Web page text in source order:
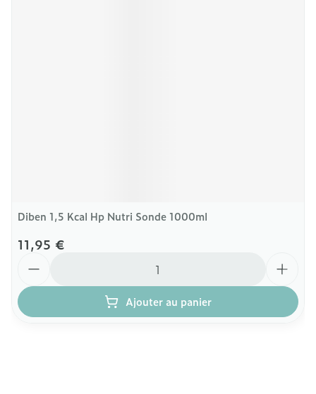
Diben 1,5 Kcal Hp Nutri Sonde 1000ml
11,95 €
Ajouter au panier